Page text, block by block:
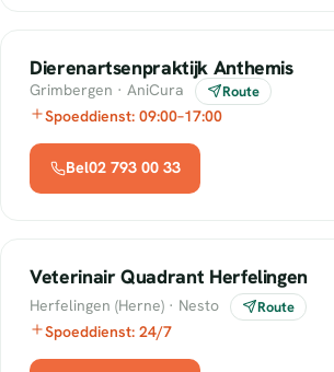
Dierenartsenpraktijk Anthemis
Grimbergen · AniCura Route
Spoeddienst: 09:00–17:00
Bel02 793 00 33
Veterinair Quadrant Herfelingen
Herfelingen (Herne) · Nesto Route
Spoeddienst: 24/7